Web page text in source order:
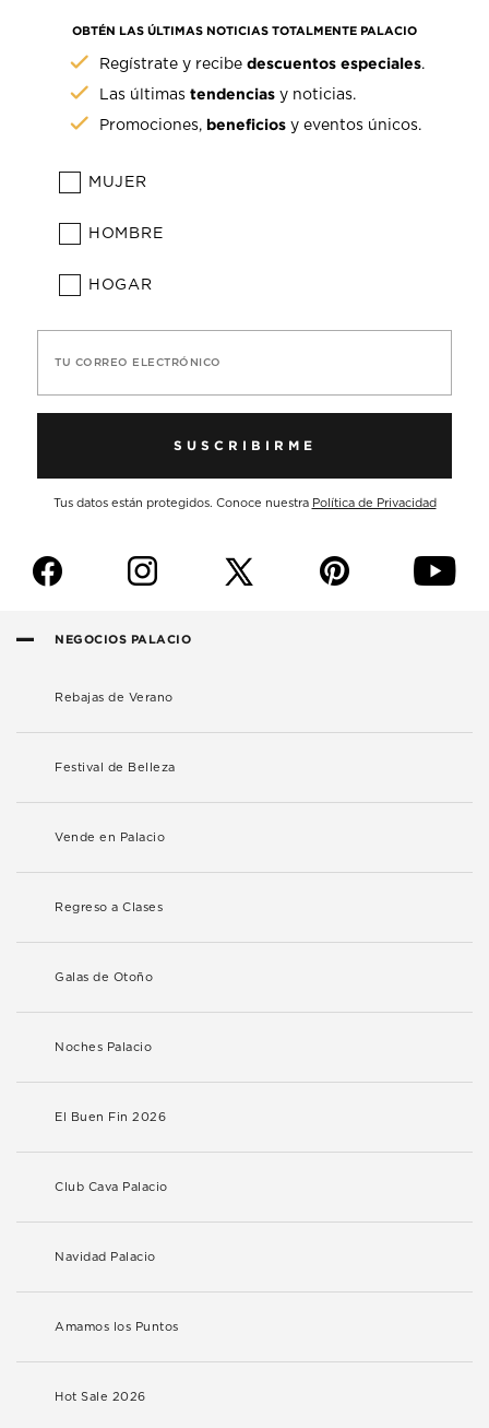
OBTÉN LAS ÚLTIMAS NOTICIAS TOTALMENTE PALACIO
Regístrate y recibedescuentos especiales.
Las últimastendencias y noticias.
Promociones, beneficios y eventos únicos.
MUJER
HOMBRE
HOGAR
TU CORREO ELECTRÓNICO
SUSCRIBIRME
Tus datos están protegidos. Conoce nuestra Política de Privacidad
f i p y
NEGOCIOS PALACIO
Rebajas de Verano
Festival de Belleza
Vende en Palacio
Regreso a Clases
Galas de Otoño
Noches Palacio
El Buen Fin 2026
Club Cava Palacio
Navidad Palacio
Amamos los Puntos
Hot Sale 2026